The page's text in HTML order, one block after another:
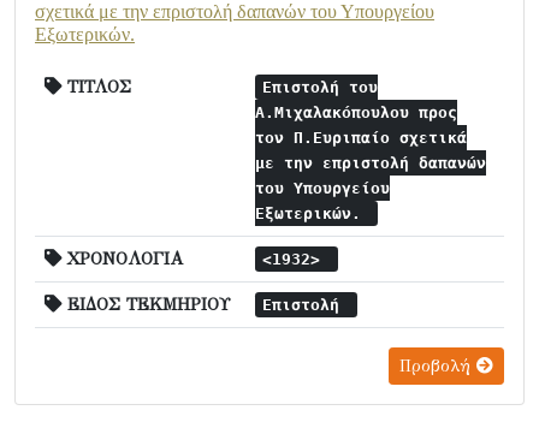
σχετικά με την επριστολή δαπανών του Υπουργείου
Εξωτερικών.
ΤΙΤΛΟΣ
Επιστολή του
Α.Μιχαλακόπουλου προς
τον Π.Ευριπαίο σχετικά
με την επριστολή δαπανών
του Υπουργείου
Εξωτερικών.
ΧΡΟΝΟΛΟΓΙΑ <1932>
ΕΙΔΟΣ ΤΕΚΜΗΡΙΟΥ Επιστολή
Προβολή